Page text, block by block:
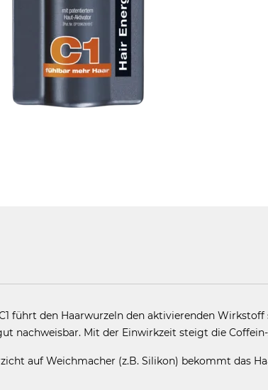
führt den Haarwurzeln den aktivierenden
nachweisbar. Mit der Einwirkzeit steigt die
auf Weichmacher (z.B. Silikon) bekommt das